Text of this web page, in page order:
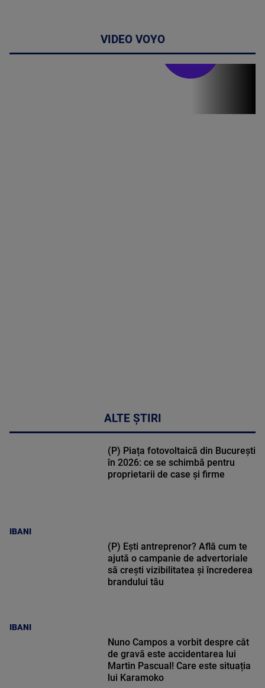
VIDEO VOYO
ALTE ȘTIRI
IBANI
(P) Piața fotovoltaică din București
în 2026: ce se schimbă pentru
proprietarii de case și firme
IBANI
(P) Ești antreprenor? Află cum te
ajută o campanie de advertoriale
să crești vizibilitatea și încrederea
brandului tău
Nuno Campos a vorbit despre cât
de gravă este accidentarea lui
Martin Pascual! Care este situația
lui Karamoko